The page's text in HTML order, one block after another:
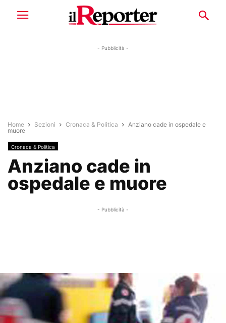
- Pubblicità -
Home Sezioni Cronaca & Politica
Anziano cade in ospedale e
muore
Cronaca & Politica
Anziano cade in
ospedale e muore
- Pubblicità -